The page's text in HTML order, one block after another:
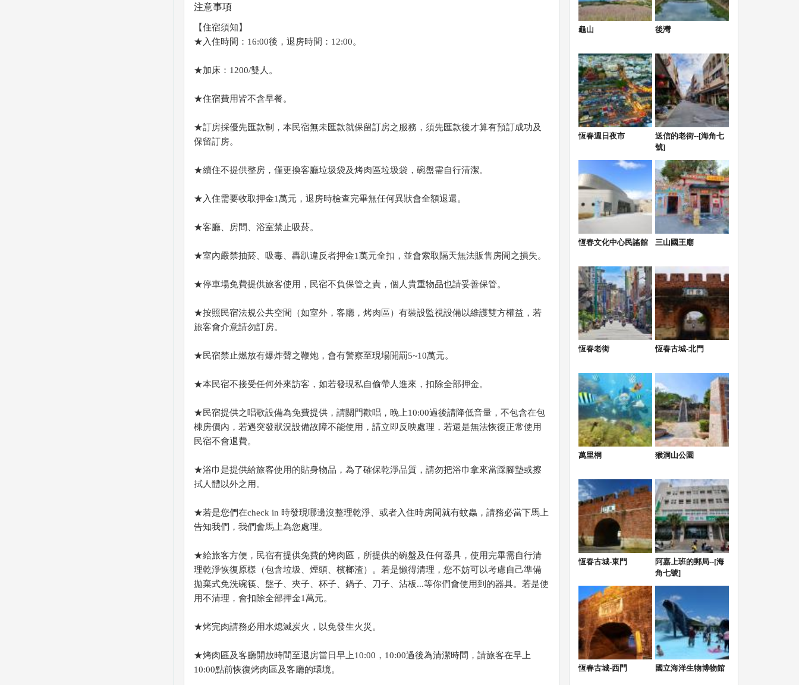
注意事項
【住宿須知】
★入住時間：16:00後，退房時間：12:00。
★加床：1200/雙人。
★住宿費用皆不含早餐。
★訂房採優先匯款制，本民宿無未匯款就保留訂房之服務，須先匯款後才算有預訂成功及
保留訂房。
★續住不提供整房，僅更換客廳垃圾袋及烤肉區垃圾袋，碗盤需自行清潔。
★入住需要收取押金1萬元，退房時檢查完畢無任何異狀會全額退還。
★客廳、房間、浴室禁止吸菸。
★室內嚴禁抽菸、吸毒、轟趴違反者押金1萬元全扣，並會索取隔天無法販售房間之損失。
★停車場免費提供旅客使用，民宿不負保管之責，個人貴重物品也請妥善保管。
★按照民宿法規公共空間（如室外，客廳，烤肉區）有裝設監視設備以維護雙方權益，若
旅客會介意請勿訂房。
★民宿禁止燃放有爆炸聲之鞭炮，會有警察至現場開罰5~10萬元。
★本民宿不接受任何外來訪客，如若發現私自偷帶人進來，扣除全部押金。
★民宿提供之唱歌設備為免費提供，請關門歡唱，晚上10:00過後請降低音量，不包含在包
棟房價內，若遇突發狀況設備故障不能使用，請立即反映處理，若還是無法恢復正常使用
民宿不會退費。
★浴巾是提供給旅客使用的貼身物品，為了確保乾淨品質，請勿把浴巾拿來當踩腳墊或擦
拭人體以外之用。
★若是您們在check in 時發現哪邊沒整理乾淨、或者入住時房間就有蚊蟲，請務必當下馬上
告知我們，我們會馬上為您處理。
★給旅客方便，民宿有提供免費的烤肉區，所提供的碗盤及任何器具，使用完畢需自行清
理乾淨恢復原樣（包含垃圾、煙頭、檳榔渣）。若是懶得清理，您不妨可以考慮自己準備
拋棄式免洗碗筷、盤子、夾子、杯子、鍋子、刀子、沾板...等你們會使用到的器具。若是使
用不清理，會扣除全部押金1萬元。
★烤完肉請務必用水熄滅炭火，以免發生火災。
★烤肉區及客廳開放時間至退房當日早上10:00，10:00過後為清潔時間，請旅客在早上
10:00點前恢復烤肉區及客廳的環境。
龜山 後灣
恆春週日夜市
送信的老街--[海角七
號]
恆春文化中心民謠館 三山國王廟
恆春老街 恆春古城-北門
萬里桐 猴洞山公園
恆春古城-東門
阿嘉上班的郵局--[海
角七號]
恆春古城-西門 國立海洋生物博物館